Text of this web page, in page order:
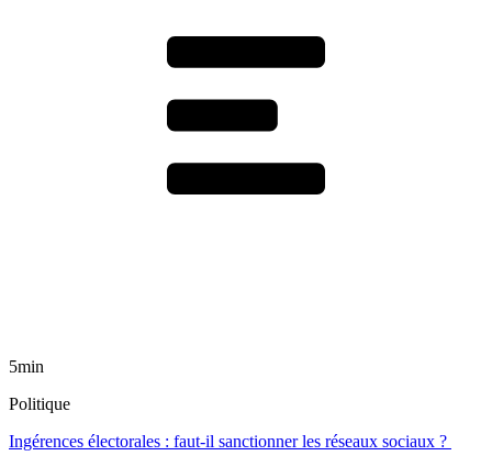
5min
Politique
Ingérences électorales : faut-il sanctionner les réseaux sociaux ?